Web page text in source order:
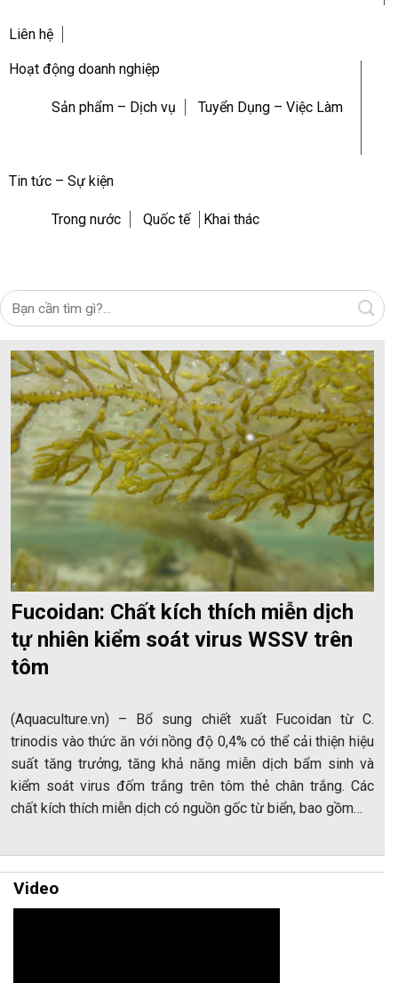
Liên hệ
Hoạt động doanh nghiệp
Sản phẩm – Dịch vụ Tuyển Dụng – Việc Làm
Tin tức – Sự kiện
Trong nước Quốc tế Khai thác
Fucoidan: Chất kích thích miễn dịch
tự nhiên kiểm soát virus WSSV trên
tôm
(Aquaculture.vn) – Bổ sung chiết xuất Fucoidan từ C.
trinodis vào thức ăn với nồng độ 0,4% có thể cải thiện hiệu
suất tăng trưởng, tăng khả năng miễn dịch bẩm sinh và
kiểm soát virus đốm trắng trên tôm thẻ chân trắng. Các
chất kích thích miễn dịch có nguồn gốc từ biển, bao gồm…
Video